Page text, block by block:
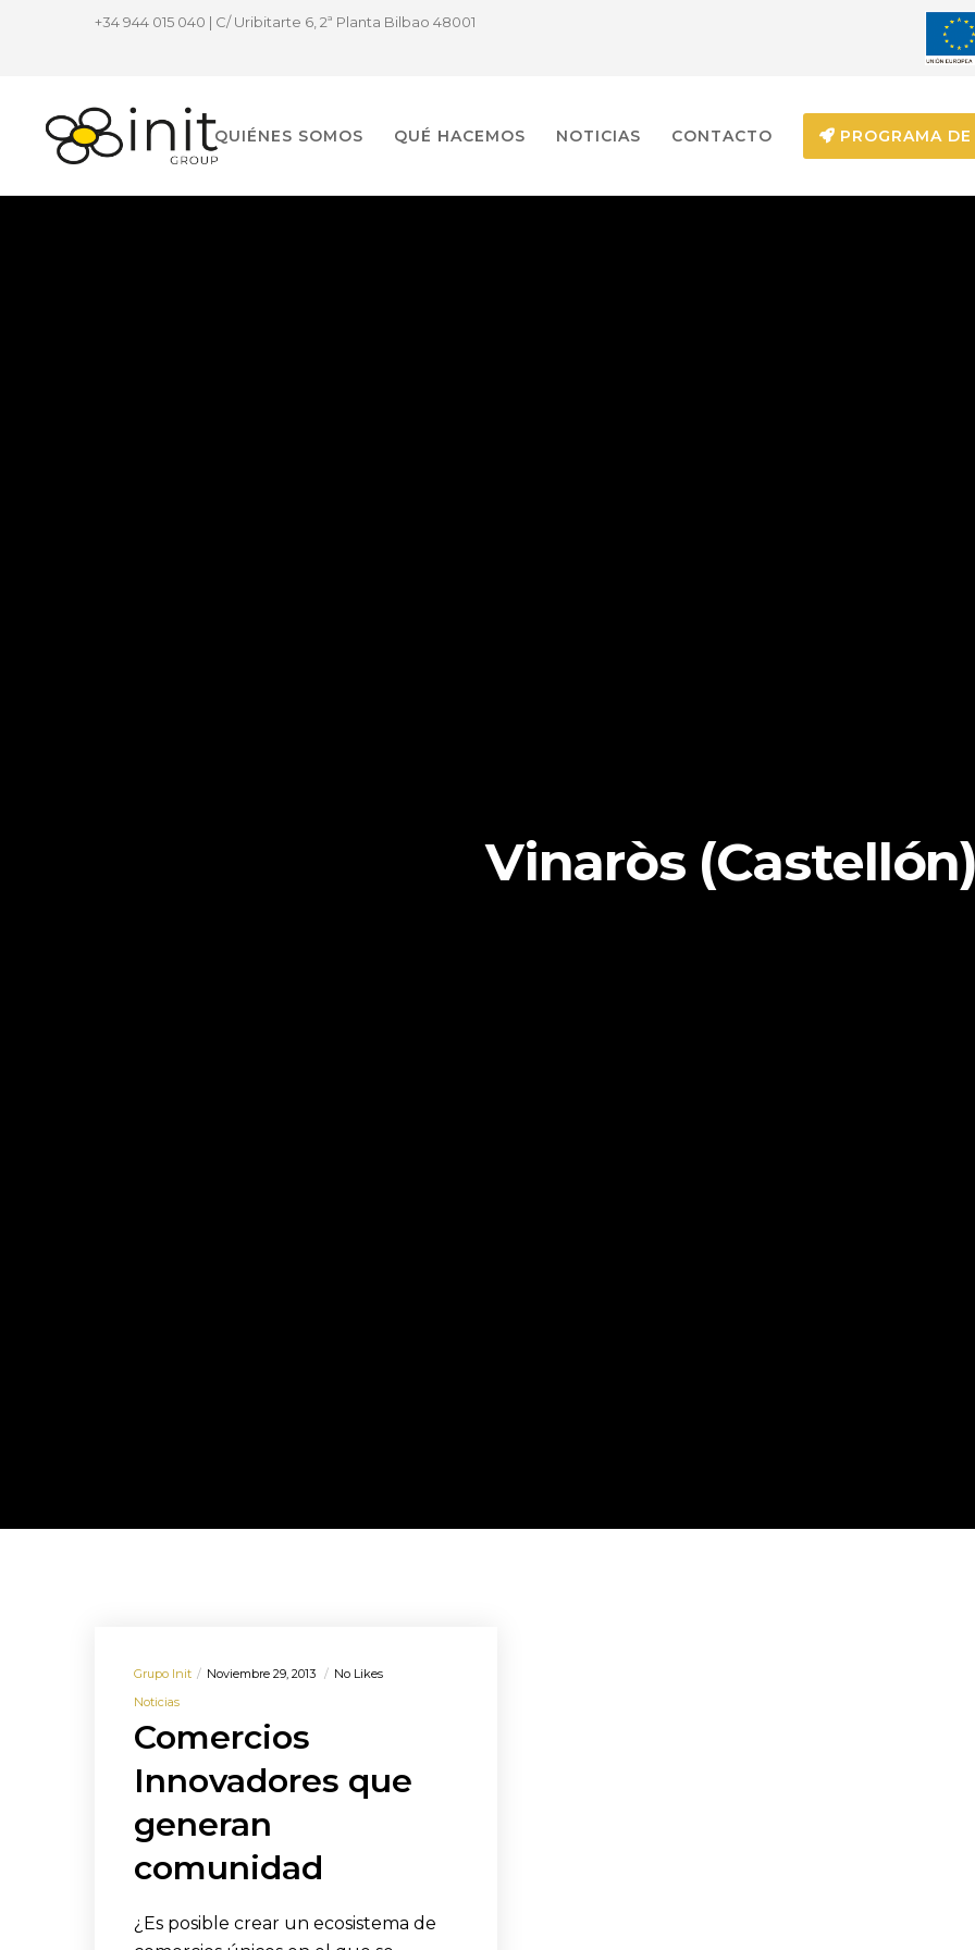
+34 944 015 040 | C/ Uribitarte 6, 2ª Planta Bilbao 48001
QUIÉNES SOMOS QUÉ HACEMOS NOTICIAS CONTACTO PROGRAMA
Vinaròs
Grupo Init Noviembre 29, 2013
No Likes
Noticias
Comercios
Innovadores que
generan
comunidad
¿Es posible crear un ecosistema de